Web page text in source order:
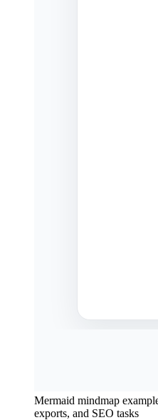
Mermaid mindmap
exports, and SEO tasks